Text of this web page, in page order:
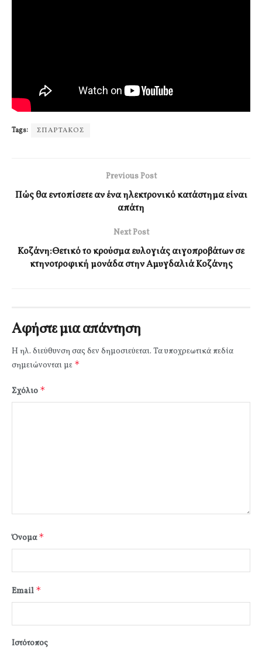
Tags: ΣΠΑΡΤΑΚΟΣ
Previous Post
Πώς θα εντοπίσετε αν ένα ηλεκτρονικό κατάστημα είναι
απάτη
Next Post
Κοζάνη:Θετικό το κρούσμα ευλογιάς αιγοπροβάτων σε
κτηνοτροφική μονάδα στην Αμυγδαλιά Κοζάνης
Αφήστε μια απάντηση
Η ηλ. διεύθυνση σας δεν δημοσιεύεται. Τα υποχρεωτικά πεδία
σημειώνονται με *
Σχόλιο *
Όνομα*
Email *
Ιστότοπος